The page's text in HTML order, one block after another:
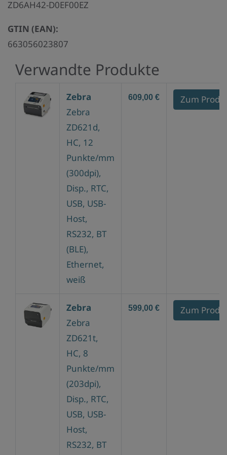
ZD6AH42-D0EF00EZ
GTIN (EAN):
663056023807
Verwandte Produkte
Zebra
Zebra
ZD621d,
HC, 12
Punkte/mm
(300dpi),
Disp., RTC,
USB, USB-
Host,
RS232, BT
(BLE),
Ethernet,
weiß
609,00 € Zum
Zebra
Zebra
ZD621t,
HC, 8
Punkte/mm
(203dpi),
Disp., RTC,
USB, USB-
Host,
RS232, BT
599,00 € Zum